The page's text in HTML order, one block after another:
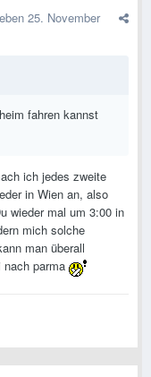
25. November
fahren kannst
ich jedes zweite
in Wien an, also
wieder mal um 3:00 in
mich solche
man überall
nach parma